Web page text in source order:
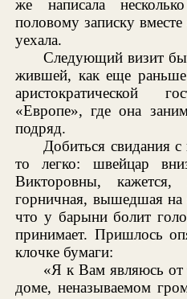
же написала
половому записку
уехала.
Следующий визит
жившей, как еще
аристократической
«Европе», где она
подряд.
Добиться свидания
то легко: швейцар
Викторовны,
горничная, вышедшая на
что у барыни болит
принимает. Пришлось
клочке бумаги:
«Я к Вам являюсь от
доме, неназываемом